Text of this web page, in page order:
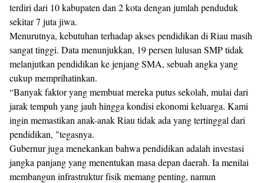
terdiri dari 10 kabupaten dan 2 kota dengan jumlah penduduk
sekitar 7 juta jiwa.
Menurutnya, kebutuhan terhadap akses pendidikan di Riau masih
sangat tinggi. Data menunjukkan, 19 persen lulusan SMP tidak
melanjutkan pendidikan ke jenjang SMA, sebuah angka yang
cukup memprihatinkan.
“Banyak faktor yang membuat mereka putus sekolah, mulai dari
jarak tempuh yang jauh hingga kondisi ekonomi keluarga. Kami
ingin memastikan anak-anak Riau tidak ada yang tertinggal dari
pendidikan, "tegasnya.
Gubernur juga menekankan bahwa pendidikan adalah investasi
jangka panjang yang menentukan masa depan daerah. Ia menilai
membangun infrastruktur fisik memang penting, namun